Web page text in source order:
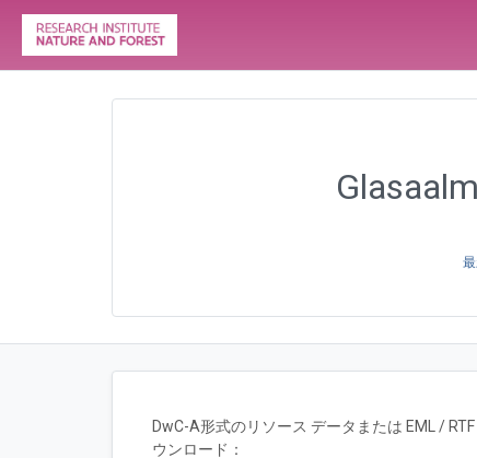
DwC-A形式のリソース データまたは EML /
ウンロード：